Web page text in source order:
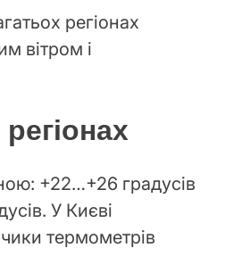
регіонах
вітром і
+22…+26 градусів
У Києві
термометрів